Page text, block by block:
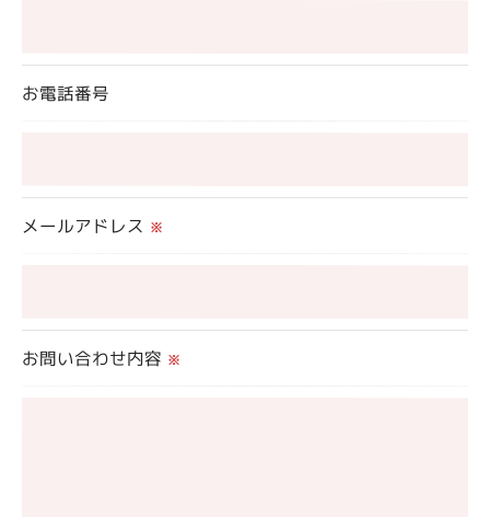
お電話番号
メールアドレス ※
お問い合わせ内容 ※